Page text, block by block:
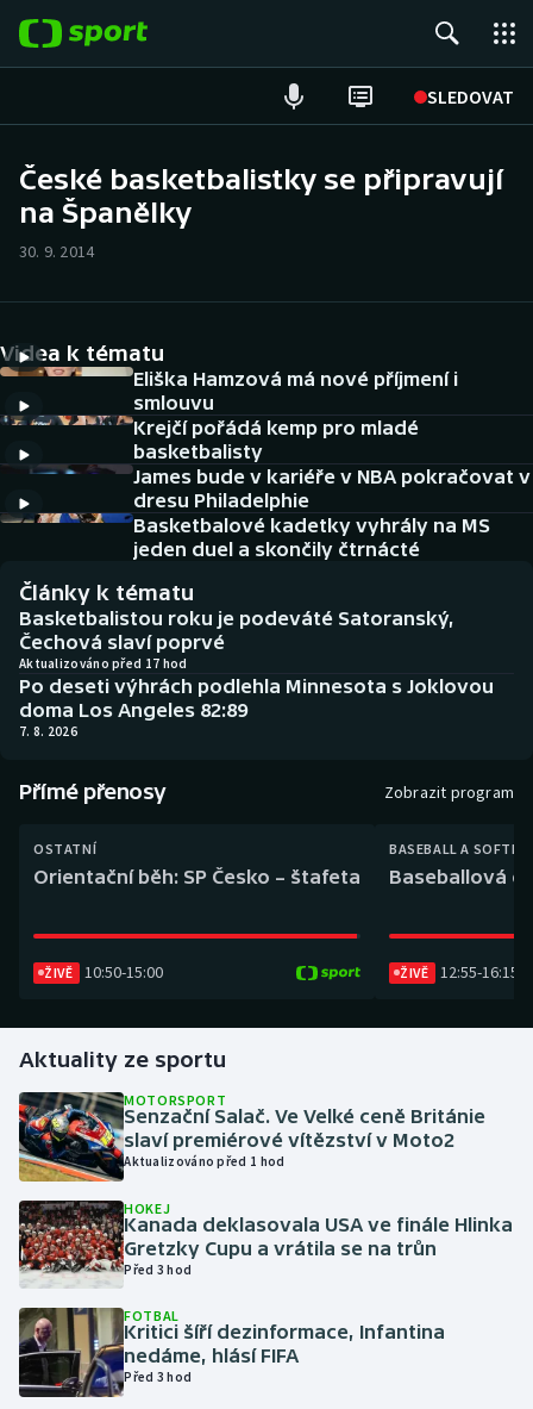
SLEDOVAT
Hokej
Cyklistika
DALŠÍ SPORTY
Americký fotbal
Baseball a softbal
Basketbal
Biatlon
Boby a skeleton
Box
Curling
Golf
Gymnastika
Házená
Jezdectví
Judo
Krasobruslení
NEPŘEHLÉDNĚTE
Historické návraty
Aplikace ČT sport
AZ kvíz
České basketbalistky se připravují
na Španělky
30. 9. 2014
Videa k tématu
Eliška Hamzová má nové příjmení i
smlouvu
Krejčí pořádá kemp pro mladé
basketbalisty
James bude v kariéře v NBA pokračovat v
dresu Philadelphie
Basketbalové kadetky vyhrály na MS
jeden duel a skončily čtrnácté
Články k tématu
Basketbalistou roku je podeváté Satoranský,
Čechová slaví poprvé
Aktualizováno před 17 hod
Po deseti výhrách podlehla Minnesota s Joklovou
doma Los Angeles 82:89
7. 8. 2026
Přímé přenosy Zobrazit program
OSTATNÍ
Orientační běh: SP Česko – štafeta
ŽIVĚ 10:50-15:00
BASEBALL A
Baseballová
ŽIVĚ 12:55-16:15
Aktuality ze sportu
MOTORSPORT
Senzační Salač. Ve Velké ceně Británie
slaví premiérové vítězství v Moto2
Aktualizováno před 1 hod
HOKEJ
Kanada deklasovala USA ve finále Hlinka
Gretzky Cupu a vrátila se na trůn
Před 3 hod
FOTBAL
Kritici šíří dezinformace, Infantina
nedáme, hlásí FIFA
Před 3 hod